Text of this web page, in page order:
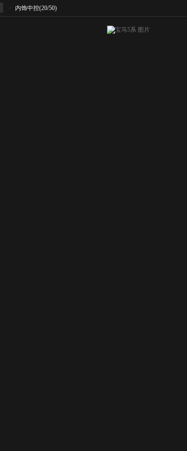
> 内饰中控(20/50)